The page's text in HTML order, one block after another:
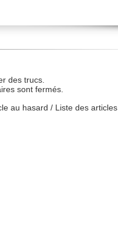
des trucs.
sont fermés.
au hasard / Liste des articles